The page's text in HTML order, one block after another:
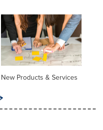
New Products & Services